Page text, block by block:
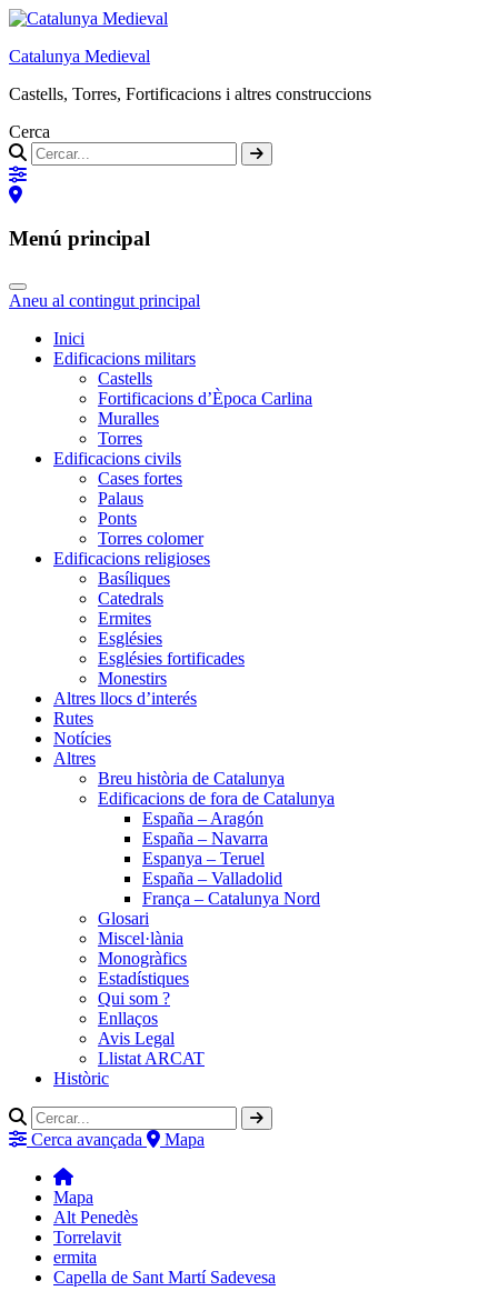
Catalunya Medieval
Castells, Torres, Fortificacions i altres construccions
Cerca
Menú principal
Aneu al contingut principal
Inici
Edificacions militars
Castells
Fortificacions d’Època Carlina
Muralles
Torres
Edificacions civils
Cases fortes
Palaus
Ponts
Torres colomer
Edificacions religioses
Basíliques
Catedrals
Ermites
Esglésies
Esglésies fortificades
Monestirs
Altres llocs d’interés
Rutes
Notícies
Altres
Breu història de Catalunya
Edificacions de fora de Catalunya
España – Aragón
España – Navarra
Espanya – Teruel
España – Valladolid
França – Catalunya Nord
Glosari
Miscel·lània
Monogràfics
Estadístiques
Qui som ?
Enllaços
Avis Legal
Llistat ARCAT
Històric
Cerca avançada Mapa
Mapa
Alt Penedès
Torrelavit
ermita
Capella de Sant Martí Sadevesa